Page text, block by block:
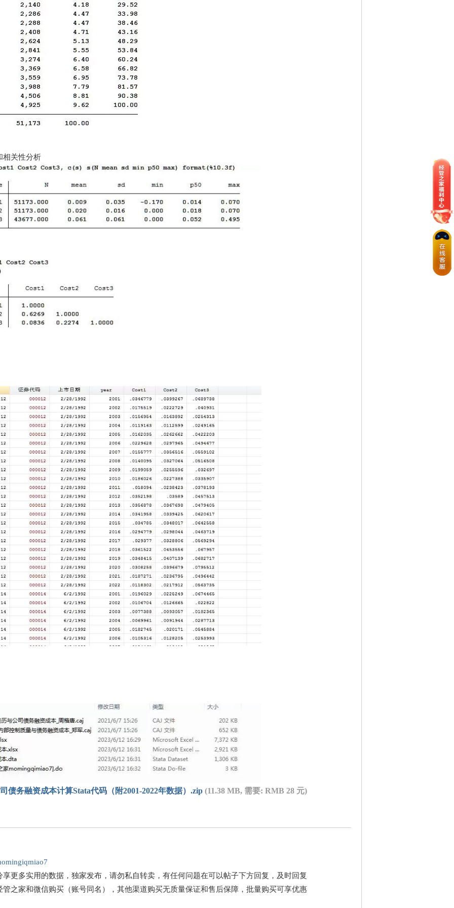
相关性分析
债务融资成本计算Stata代码（附2001-2022年数据）.zip (11.38 MB, 需要: RMB 28 元)
享更多实用的数据，独家发布，请勿私自转卖，有任何问题在可以帖子下方回复，及时回复
管之家和微信购买（账号同名），其他渠道购买无质量保证和售后保障，批量购买可享优惠